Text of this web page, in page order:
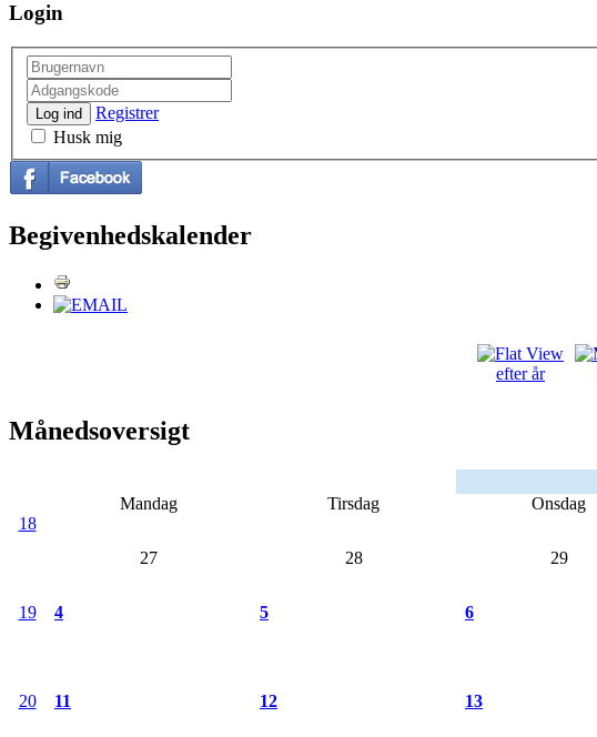
Login
Log ind
Registrer
Husk mig
Begivenhedskalender
efter år
Månedsoversigt
Mandag
Tirsdag Onsdag
18
27
28 29
19 4 5 6
20 11 12 13